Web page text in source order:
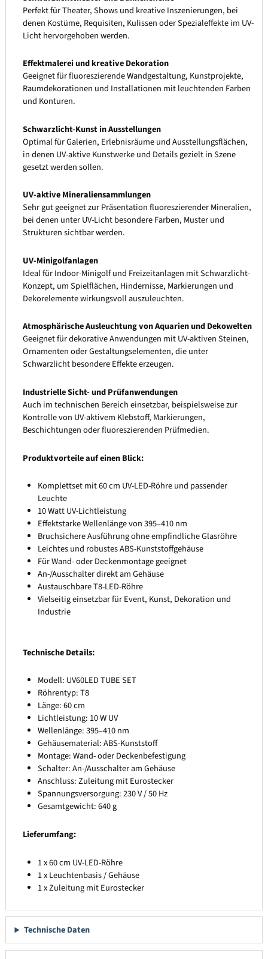
Perfekt für Theater, Shows und kreative Inszenierungen, bei
denen Kostüme, Requisiten, Kulissen oder Spezialeffekte im UV-
Licht hervorgehoben werden.
Effektmalerei und kreative Dekoration
Geeignet für fluoreszierende Wandgestaltung, Kunstprojekte,
Raumdekorationen und Installationen mit leuchtenden Farben
und Konturen.
Schwarzlicht-Kunst in Ausstellungen
Optimal für Galerien, Erlebnisräume und Ausstellungsflächen,
in denen UV-aktive Kunstwerke und Details gezielt in Szene
gesetzt werden sollen.
UV-aktive Mineraliensammlungen
Sehr gut geeignet zur Präsentation fluoreszierender Mineralien,
bei denen unter UV-Licht besondere Farben, Muster und
Strukturen sichtbar werden.
UV-Minigolfanlagen
Ideal für Indoor-Minigolf und Freizeitanlagen mit Schwarzlicht-
Konzept, um Spielflächen, Hindernisse, Markierungen und
Dekorelemente wirkungsvoll auszuleuchten.
Atmosphärische Ausleuchtung von Aquarien und Dekowelten
Geeignet für dekorative Anwendungen mit UV-aktiven Steinen,
Ornamenten oder Gestaltungselementen, die unter
Schwarzlicht besondere Effekte erzeugen.
Industrielle Sicht- und Prüfanwendungen
Auch im technischen Bereich einsetzbar, beispielsweise zur
Kontrolle von UV-aktivem Klebstoff, Markierungen,
Beschichtungen oder fluoreszierenden Prüfmedien.
Produktvorteile auf einen Blick:
Komplettset mit 60 cm UV-LED-Röhre und passender
Leuchte
10 Watt UV-Lichtleistung
Effektstarke Wellenlänge von 395–410 nm
Bruchsichere Ausführung ohne empfindliche Glasröhre
Leichtes und robustes ABS-Kunststoffgehäuse
Für Wand- oder Deckenmontage geeignet
An-/Ausschalter direkt am Gehäuse
Austauschbare T8-LED-Röhre
Vielseitig einsetzbar für Event, Kunst, Dekoration und
Industrie
Technische Details:
Modell: UV60LED TUBE SET
Röhrentyp: T8
Länge: 60 cm
Lichtleistung: 10 W UV
Wellenlänge: 395–410 nm
Gehäusematerial: ABS-Kunststoff
Montage: Wand- oder Deckenbefestigung
Schalter: An-/Ausschalter am Gehäuse
Anschluss: Zuleitung mit Eurostecker
Spannungsversorgung: 230 V / 50 Hz
Gesamtgewicht: 640 g
Lieferumfang:
1 x 60 cm UV-LED-Röhre
1 x Leuchtenbasis / Gehäuse
1 x Zuleitung mit Eurostecker
Technische Daten